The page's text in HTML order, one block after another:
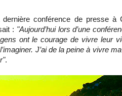
conférence de presse à
: "Aujourd’hui lors d’une
ont le courage de vivre leur
J’ai de la peine à vivre
.